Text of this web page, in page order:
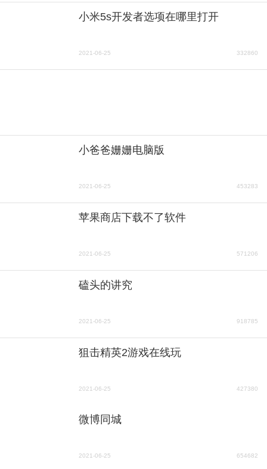
小米5s开发者选项在哪里打开
2021-06-25 332860
小爸爸姗姗电脑版
2021-06-25 453283
苹果商店下载不了软件
2021-06-25 571206
磕头的讲究
2021-06-25 918785
狙击精英2游戏在线玩
2021-06-25 427380
微博同城
2021-06-25 654682